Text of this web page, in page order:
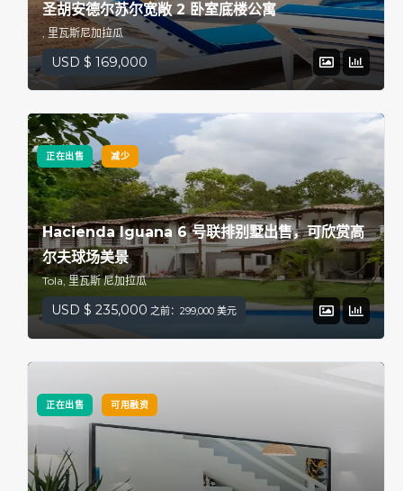
圣胡安德尔苏尔宽敞 2 卧室底楼公寓
, 里瓦斯尼加拉瓜
USD $ 169,000
正在出售 减少
Hacienda Iguana 6 号联排别墅出售，可欣赏高
尔夫球场美景
Tola, 里瓦斯 尼加拉瓜
USD $ 235,000 之前：299,000 美元
正在出售 可用融资